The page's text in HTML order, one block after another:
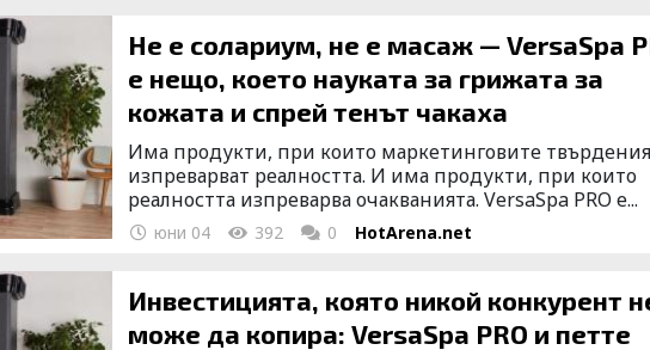
Не е солариум, не е масаж — VersaSpa
е нещо, което науката за грижата за
кожата и спрей тенът чакаха
Има продукти, при които маркетинговите твърдения
изпреварват реалността. И има продукти, при които
реалността изпреварва очакванията. VersaSpa PRO е...
юни 04 392 0 HotArena.net
Инвестицията, която никой конкурент
може да копира: VersaSpa PRO и петте